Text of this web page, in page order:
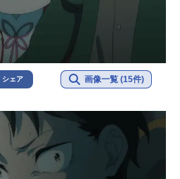
シェア 画像一覧 (15件)